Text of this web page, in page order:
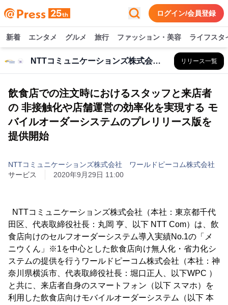
ログイン/会員登録
新着 エンタメ グルメ 旅行 ファッション・美容 ライフスタ
NTTコミュニケーションズ株式会社 ワールドピーコム株式会社 リリース一覧
飲食店での注文時におけるスタッフと来店者
の 非接触化や店舗運営の効率化を実現する モ
バイルオーダーシステムのプレリリース版を
提供開始
NTTコミュニケーションズ株式会社 ワールドピーコム株式会社
サービス
2020年9月29日 11:00
NTTコミュニケーションズ株式会社（本社：東京都千代
田区、代表取締役社長：丸岡 亨、以下 NTT Com）は、飲
食店向けのセルフオーダーシステム導入実績No.1の「メ
ニウくん」※1を中心とした飲食店向け無人化・省力化シ
ステムの提供を行うワールドピーコム株式会社（本社：神
奈川県横浜市、代表取締役社長：堀口正人、以下WPC ）
と共に、来店者自身のスマートフォン（以下 スマホ）を
利用した飲食店向けモバイルオーダーシステム（以下 本